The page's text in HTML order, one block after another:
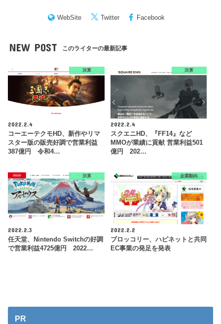
WebSite Twitter Facebook
NEW POST このライターの最新記事
決算
2022.2.4
コーエーテクモHD、新作やリマ
スター版の販売好調で営業利益
387億円 令和4…
決算
2022.2.4
スクエニHD、『FF14』など
MMOが業績に貢献 営業利益501
億円 202…
決算
2022.2.3
任天堂、Nintendo Switchの好調
で営業利益4725億円 2022…
企業動向
2022.2.2
ブロッコリー、ハピネットと共同
EC事業の発足を発表
PR